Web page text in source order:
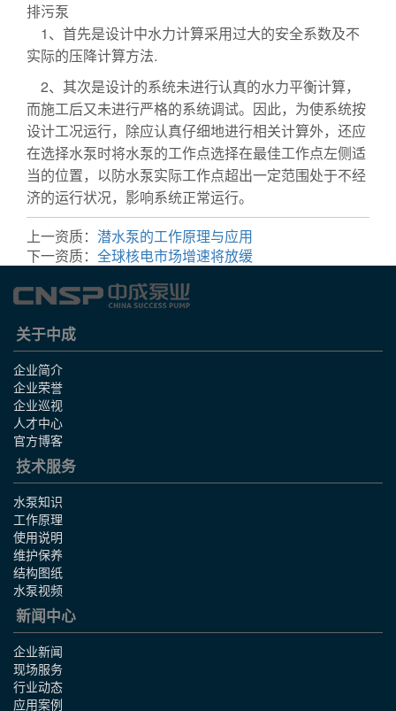
排污泵
1、首先是设计中水力计算采用过大的安全系数及不
实际的压降计算方法.
2、其次是设计的系统未进行认真的水力平衡计算，
而施工后又未进行严格的系统调试。因此，为使系统按
设计工况运行，除应认真仔细地进行相关计算外，还应
在选择水泵时将水泵的工作点选择在最佳工作点左侧适
当的位置，以防水泵实际工作点超出一定范围处于不经
济的运行状况，影响系统正常运行。
上一资质： 潜水泵的工作原理与应用
下一资质： 全球核电市场增速将放缓
关于中成
企业简介
企业荣誉
企业巡视
人才中心
官方博客
技术服务
水泵知识
工作原理
使用说明
维护保养
结构图纸
水泵视频
新闻中心
企业新闻
现场服务
行业动态
应用案例